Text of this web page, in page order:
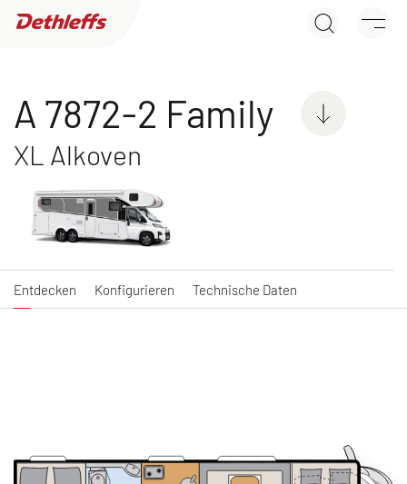
Wohnmobile
GLOBEBUS ACTIVE
Integriert
GLOBEBUS GO
ACTIVE
A 7872-2 Family
XL Alkoven
Entdecken Konfigurieren Technische Daten
A 7872-2 Family
A 6822-2 A 7822-2
Händlersuche